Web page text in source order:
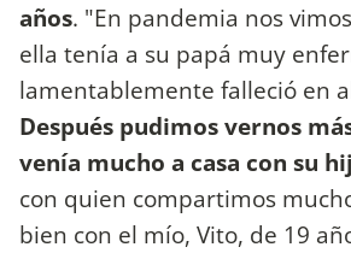
años. "En pandemia nos
ella tenía a su papá muy
lamentablemente falleció en
Después pudimos vernos
venía mucho a casa con su
con quien compartimos
bien con el mío, Vito, de 19